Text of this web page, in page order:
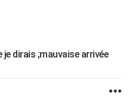
dirais ;mauvaise arrivée